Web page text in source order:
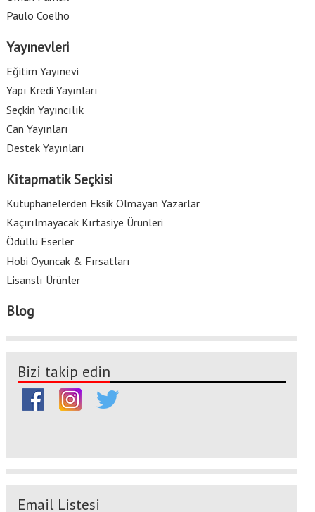
Paulo Coelho
Yayınevleri
Eğitim Yayınevi
Yapı Kredi Yayınları
Seçkin Yayıncılık
Can Yayınları
Destek Yayınları
Kitapmatik Seçkisi
Kütüphanelerden Eksik Olmayan Yazarlar
Kaçırılmayacak Kırtasiye Ürünleri
Ödüllü Eserler
Hobi Oyuncak & Fırsatları
Lisanslı Ürünler
Blog
Bizi takip edin
Email Listesi